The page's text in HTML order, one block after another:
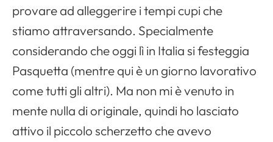
provare ad alleggerire i tempi cupi che
stiamo attraversando. Specialmente
considerando che oggi lì in Italia si festeggia
Pasquetta (mentre qui è un giorno lavorativo
come tutti gli altri). Ma non mi è venuto in
mente nulla di originale, quindi ho lasciato
attivo il piccolo scherzetto che avevo